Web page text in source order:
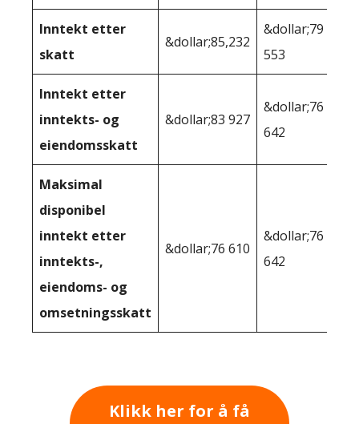
Inntekt etter
skatt
&dollar;85,232
&dollar;79
553
Inntekt etter
inntekts- og
eiendomsskatt
&dollar;83 927
&dollar;76
642
Maksimal
disponibel
inntekt etter
inntekts-,
eiendoms- og
omsetningsskatt
&dollar;76 610
&dollar;76
642
Klikk her for å få